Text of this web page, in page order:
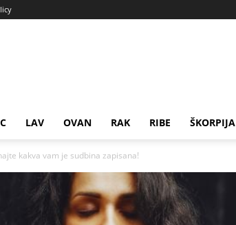
LAV OVAN RAK RIBE ŠKORPIJA
kakva vam je sudbina zapisana!